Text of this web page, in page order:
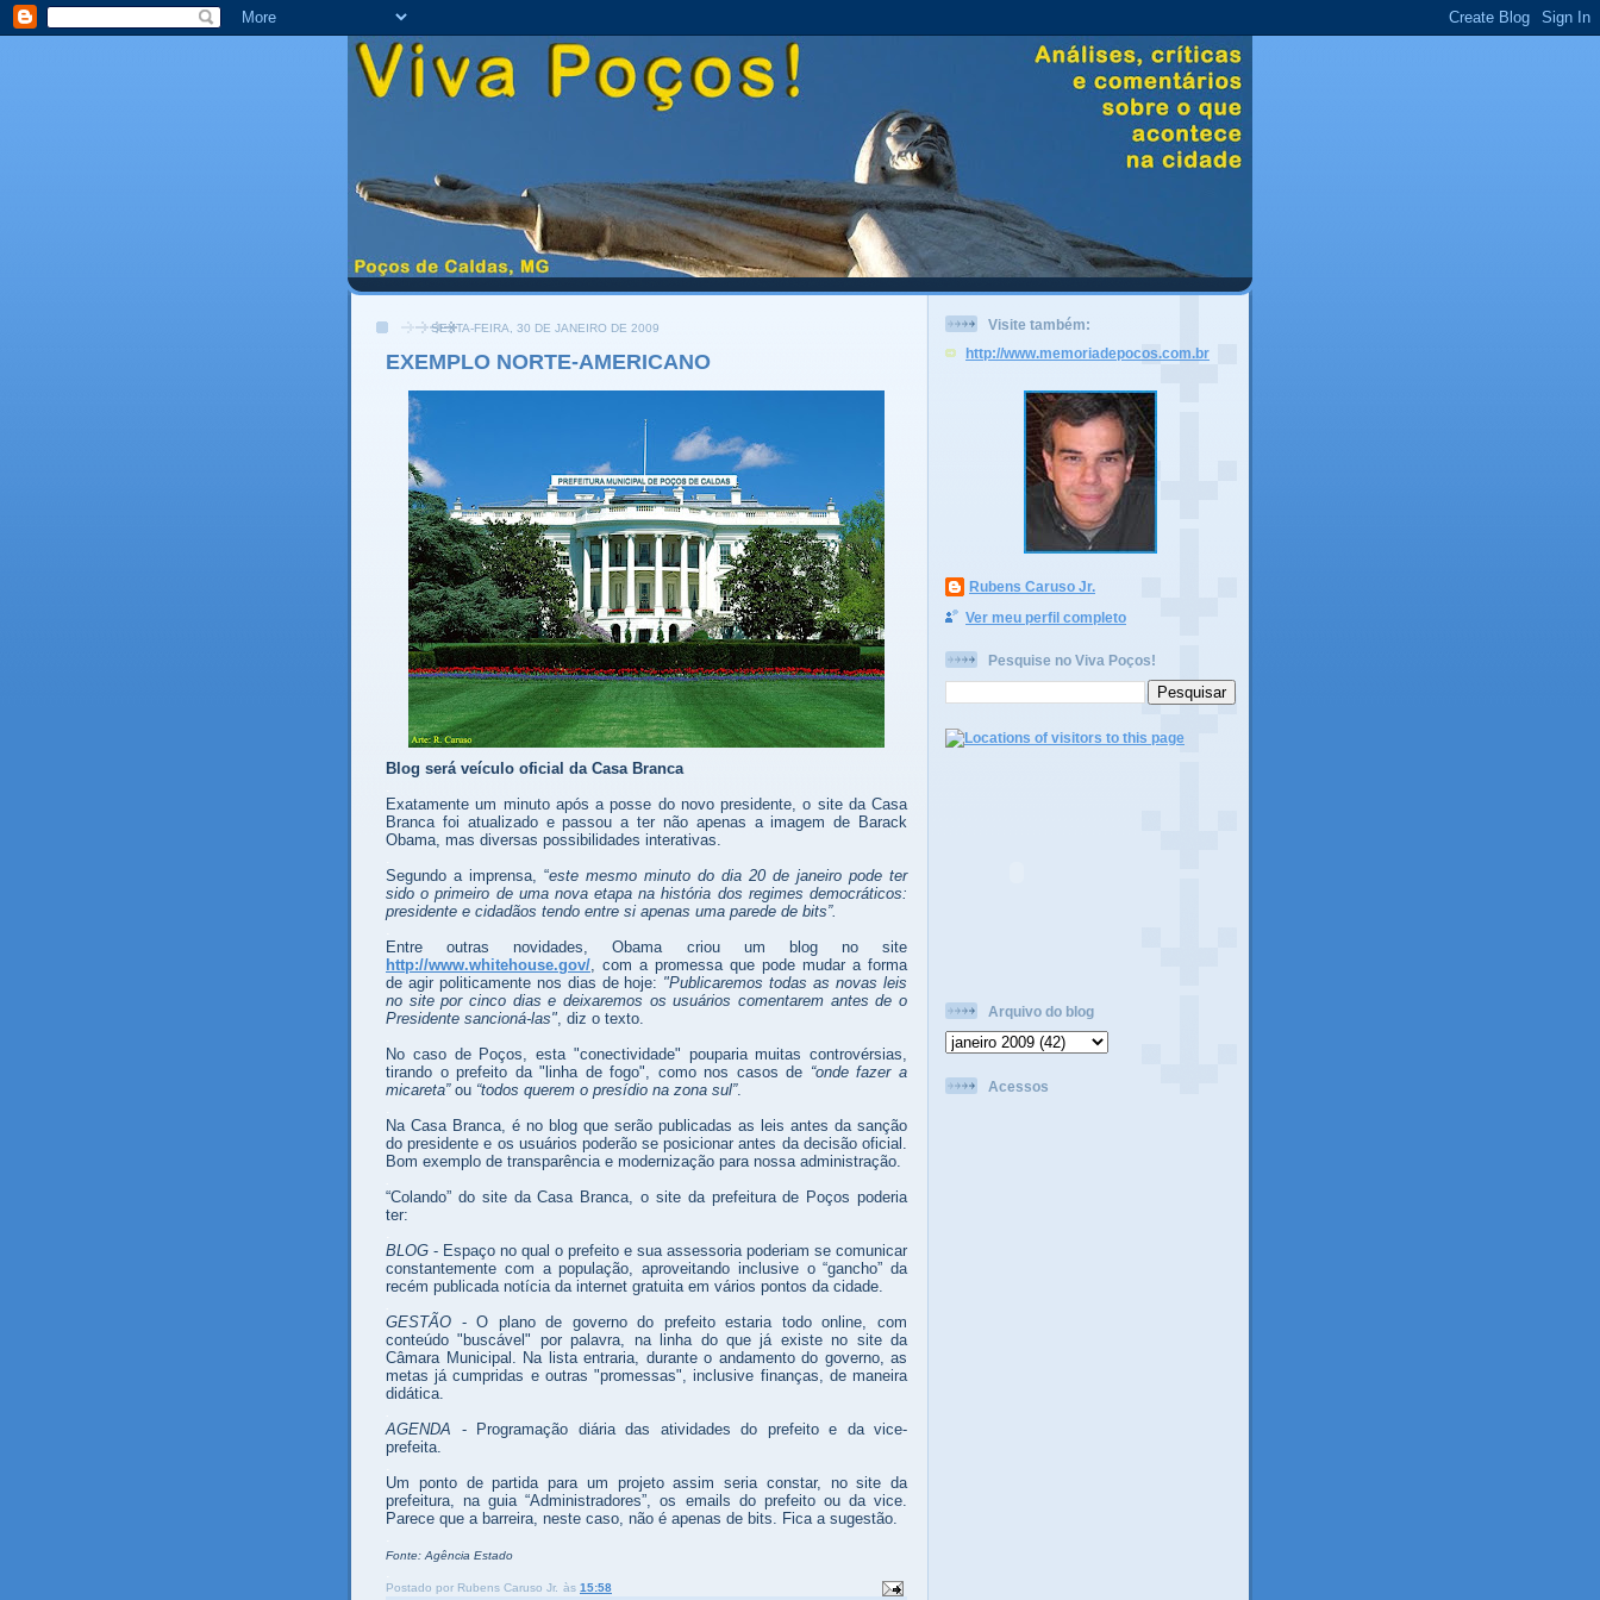
SEXTA-FEIRA, 30 DE JANEIRO DE 2009
EXEMPLO NORTE-AMERICANO
Blog será veículo oficial da Casa Branca
Exatamente um minuto após a posse do novo presidente, o site da Casa
Branca foi atualizado e passou a ter não apenas a imagem de Barack
Obama, mas diversas possibilidades interativas.
Segundo a imprensa, “este mesmo minuto do dia 20 de janeiro pode ter
sido o primeiro de uma nova etapa na história dos regimes democráticos:
presidente e cidadãos tendo entre si apenas uma parede de bits”.
Entre outras novidades, Obama criou um blog no site
http://www.whitehouse.gov/, com a promessa que pode mudar a forma
de agir politicamente nos dias de hoje: "Publicaremos todas as novas leis
no site por cinco dias e deixaremos os usuários comentarem antes de o
Presidente sancioná-las", diz o texto.
No caso de Poços, esta "conectividade" pouparia muitas controvérsias,
tirando o prefeito da "linha de fogo", como nos casos de “onde fazer a
micareta”ou “todos querem o presídio na zona sul”.
Na Casa Branca, é no blog que serão publicadas as leis antes da sanção
do presidente e os usuários poderão se posicionar antes da decisão oficial.
Bom exemplo de transparência e modernização para nossa administração.
“Colando” do site da Casa Branca, o site da prefeitura de Poços poderia
ter:
BLOG - Espaço no qual o prefeito e sua assessoria poderiam se comunicar
constantemente com a população, aproveitando inclusive o “gancho” da
recém publicada notícia da internet gratuita em vários pontos da cidade.
GESTÃO - O plano de governo do prefeito estaria todo online, com
conteúdo "buscável" por palavra, na linha do que já existe no site da
Câmara Municipal. Na lista entraria, durante o andamento do governo, as
metas já cumpridas e outras "promessas", inclusive finanças, de maneira
didática.
AGENDA - Programação diária das atividades do prefeito e da vice-
prefeita.
Um ponto de partida para um projeto assim seria constar, no site da
prefeitura, na guia “Administradores”, os emails do prefeito ou da vice.
Parece que a barreira, neste caso, não é apenas de bits. Fica a sugestão.
Fonte: Agência Estado
Postado por Rubens Caruso Jr. às 15:58
Visite também:
http://www.memoriadepocos.com.br
Rubens Caruso Jr.
Ver meu perfil completo
Pesquise no Viva Poços!
Arquivo do blog
Acessos